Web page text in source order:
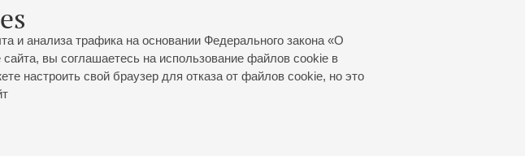
и анализа трафика на основании Федерального закона «О
вы соглашаетесь на использование файлов cookie в
настроить свой браузер для отказа от файлов cookie, но это
перед Отечеством» 2 степени.